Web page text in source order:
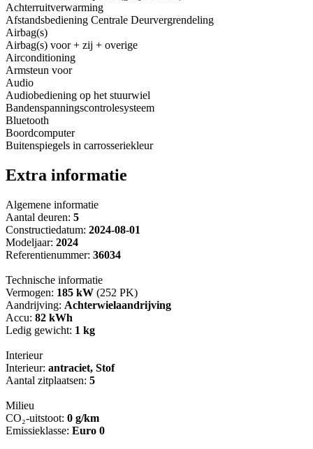
Achterruitverwarming
Afstandsbediening Centrale Deurvergrendeling
Airbag(s)
Airbag(s) voor + zij + overige
Airconditioning
Armsteun voor
Audio
Audiobediening op het stuurwiel
Bandenspanningscontrolesysteem
Bluetooth
Boordcomputer
Buitenspiegels in carrosseriekleur
Extra informatie
Algemene informatie
Aantal deuren: 5
Constructiedatum: 2024-08-01
Modeljaar: 2024
Referentienummer: 36034
Technische informatie
Vermogen: 185 kW (252 PK)
Aandrijving: Achterwielaandrijving
Accu: 82 kWh
Ledig gewicht: 1 kg
Interieur
Interieur: antraciet, Stof
Aantal zitplaatsen: 5
Milieu
CO₂-uitstoot: 0 g/km
Emissieklasse: Euro 0